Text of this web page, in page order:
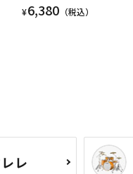
¥6,380 （税込）
レ